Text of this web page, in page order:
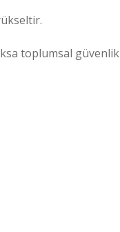
toplumsal güvenlik